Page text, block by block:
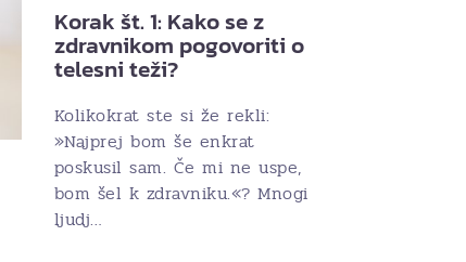
Korak št. 1: Kako se z
zdravnikom pogovoriti o
telesni teži?
Kolikokrat ste si že rekli:
»Najprej bom še enkrat
poskusil sam. Če mi ne uspe,
bom šel k zdravniku.«? Mnogi
ljudj…